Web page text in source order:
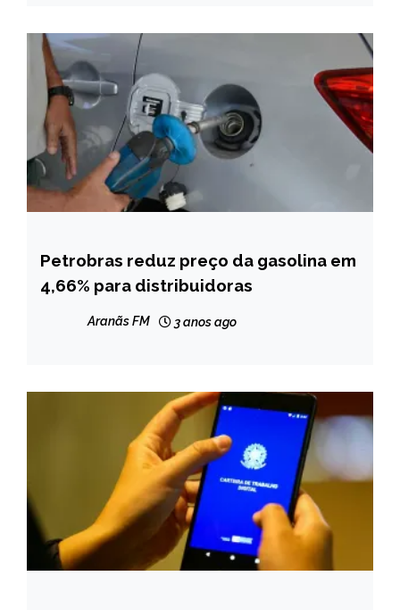
BRASIL
CAPELINHA
Petrobras reduz preço da gasolina em
4,66% para distribuidoras
Aranãs FM 3 anos ago